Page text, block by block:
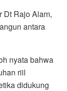
Dt Rajo Alam,
antara
nyata bahwa
riil
didukung